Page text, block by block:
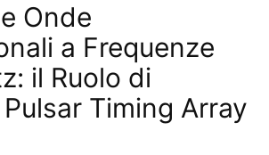
Onde
a Frequenze
il Ruolo di
Timing Array